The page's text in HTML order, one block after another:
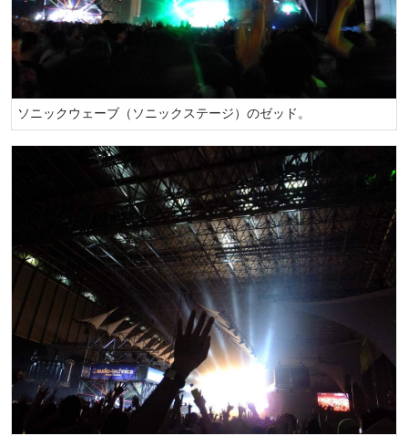
ソニックウェーブ（ソニックステージ）のゼッド。